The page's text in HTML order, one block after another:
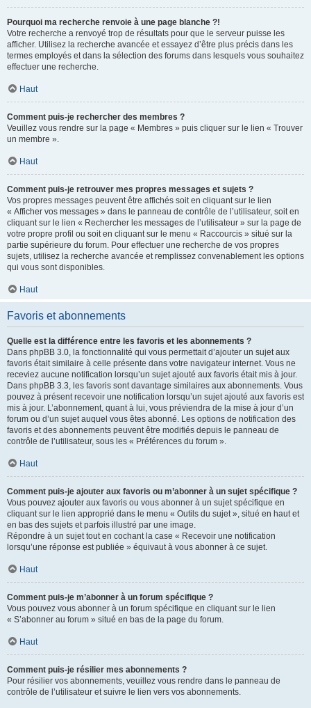
Pourquoi ma recherche renvoie à une page blanche ?!
Votre recherche a renvoyé trop de résultats pour que le serveur puisse les
afficher. Utilisez la recherche avancée et essayez d’être plus précis dans les
termes employés et dans la sélection des forums dans lesquels vous souhaitez
effectuer une recherche.
Haut
Comment puis-je rechercher des membres ?
Veuillez vous rendre sur la page « Membres » puis cliquer sur le lien « Trouver
un membre ».
Haut
Comment puis-je retrouver mes propres messages et sujets ?
Vos propres messages peuvent être affichés soit en cliquant sur le lien
« Afficher vos messages » dans le panneau de contrôle de l’utilisateur, soit en
cliquant sur le lien « Rechercher les messages de l’utilisateur » sur la page de
votre propre profil ou soit en cliquant sur le menu « Raccourcis » situé sur la
partie supérieure du forum. Pour effectuer une recherche de vos propres
sujets, utilisez la recherche avancée et remplissez convenablement les options
qui vous sont disponibles.
Haut
Favoris et abonnements
Quelle est la différence entre les favoris et les abonnements ?
Dans phpBB 3.0, la fonctionnalité qui vous permettait d’ajouter un sujet aux
favoris était similaire à celle présente dans votre navigateur internet. Vous ne
receviez aucune notification lorsqu’un sujet ajouté aux favoris était mis à jour.
Dans phpBB 3.3, les favoris sont davantage similaires aux abonnements. Vous
pouvez à présent recevoir une notification lorsqu’un sujet ajouté aux favoris est
mis à jour. L’abonnement, quant à lui, vous préviendra de la mise à jour d’un
forum ou d’un sujet auquel vous êtes abonné. Les options de notification des
favoris et des abonnements peuvent être modifiés depuis le panneau de
contrôle de l’utilisateur, sous les « Préférences du forum ».
Haut
Comment puis-je ajouter aux favoris ou m’abonner à un sujet spécifique ?
Vous pouvez ajouter aux favoris ou vous abonner à un sujet spécifique en
cliquant sur le lien approprié dans le menu « Outils du sujet », situé en haut et
en bas des sujets et parfois illustré par une image.
Répondre à un sujet tout en cochant la case « Recevoir une notification
lorsqu’une réponse est publiée » équivaut à vous abonner à ce sujet.
Haut
Comment puis-je m’abonner à un forum spécifique ?
Vous pouvez vous abonner à un forum spécifique en cliquant sur le lien
« S’abonner au forum » situé en bas de la page du forum.
Haut
Comment puis-je résilier mes abonnements ?
Pour résilier vos abonnements, veuillez vous rendre dans le panneau de
contrôle de l’utilisateur et suivre le lien vers vos abonnements.